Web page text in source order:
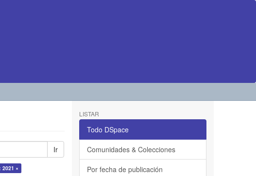
Ir
2021 ×
LISTAR
Todo DSpace
Comunidades & Colecciones
Por fecha de publicación